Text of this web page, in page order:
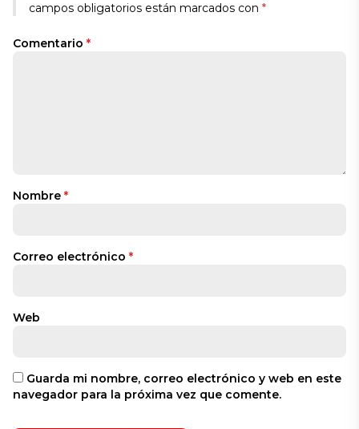
campos obligatorios están marcados con *
Comentario *
Nombre *
Correo electrónico *
Web
Guarda mi nombre, correo electrónico y web en este
navegador para la próxima vez que comente.